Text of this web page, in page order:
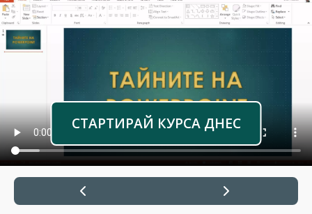
СТАРТИРАЙ КУРСА ДНЕС